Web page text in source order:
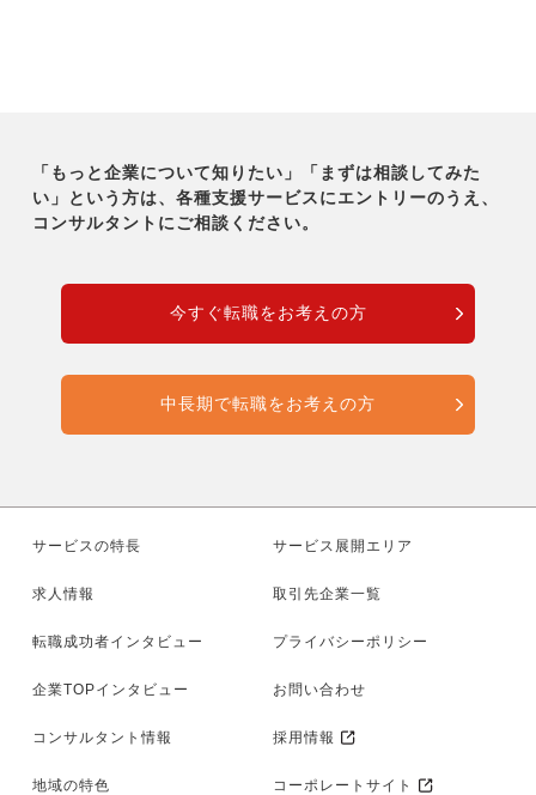
「もっと企業について知りたい」「まずは相談してみた
い」という方は、各種支援サービスにエントリーのうえ、
コンサルタントにご相談ください。
今すぐ転職をお考えの方
中長期で転職をお考えの方
サービスの特長
求人情報
転職成功者インタビュー
企業TOPインタビュー
コンサルタント情報
地域の特色
サービス展開エリア
取引先企業一覧
プライバシーポリシー
お問い合わせ
採用情報
コーポレートサイト